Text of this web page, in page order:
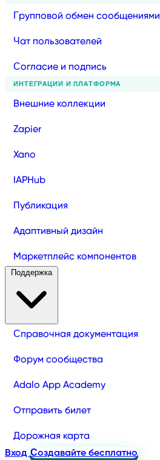
Групповой обмен сообщениями
Чат пользователей
Согласие и подпись
ИНТЕГРАЦИИ И ПЛАТФОРМА
Внешние коллекции
Zapier
Xano
IAPHub
Публикация
Адаптивный дизайн
Маркетплейс компонентов
Поддержка
Справочная документация
Форум сообщества
Adalo App Academy
Отправить билет
Дорожная карта
Вход Создавайте бесплатно